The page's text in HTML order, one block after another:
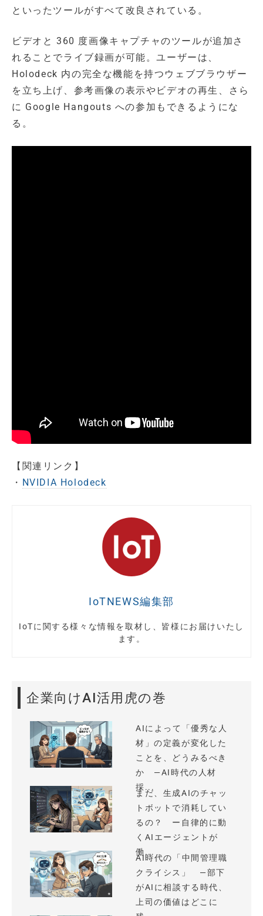
といったツールがすべて改良されている。
ビデオと 360 度画像キャプチャのツールが追加さ
れることでライブ録画が可能。ユーザーは、
Holodeck 内の完全な機能を持つウェブブラウザー
を立ち上げ、参考画像の表示やビデオの再生、さら
に Google Hangouts への参加もできるようにな
る。
【関連リンク】
・ NVIDIA Holodeck
IoTNEWS編集部
IoTに関する様々な情報を取材し、皆様にお届けいたし
ます。
企業向けAI活用虎の巻
AIによって「優秀な人
材」の定義が変化した
ことを、どうみるべき
か —AI時代の人材
採...
まだ、生成AIのチャッ
トボットで消耗してい
るの？ ー自律的に動
くAIエージェントが
働...
AI時代の「中間管理職
クライシス」 —部下
がAIに相談する時代、
上司の価値はどこに